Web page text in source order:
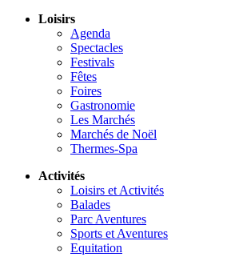
Loisirs
Agenda
Spectacles
Festivals
Fêtes
Foires
Gastronomie
Les Marchés
Marchés de Noël
Thermes-Spa
Activités
Loisirs et Activités
Balades
Parc Aventures
Sports et Aventures
Equitation